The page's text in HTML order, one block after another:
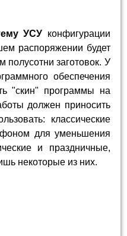
УСУ конфигурации
распоряжении будет
полусотни заготовок. У
обеспечения
"скин" программы на
должен приносить
классические
для уменьшения
и праздничные,
некоторые из них.